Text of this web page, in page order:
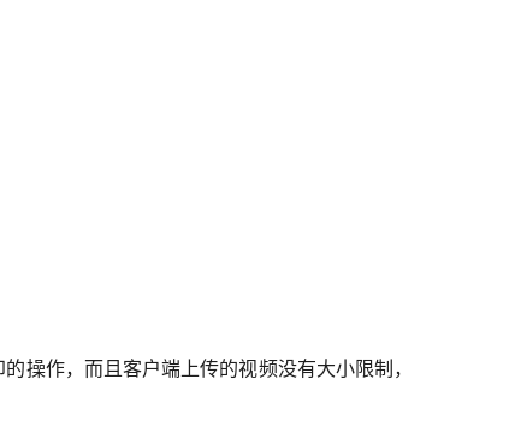
操作，而且客户端上传的视频没有大小限制，